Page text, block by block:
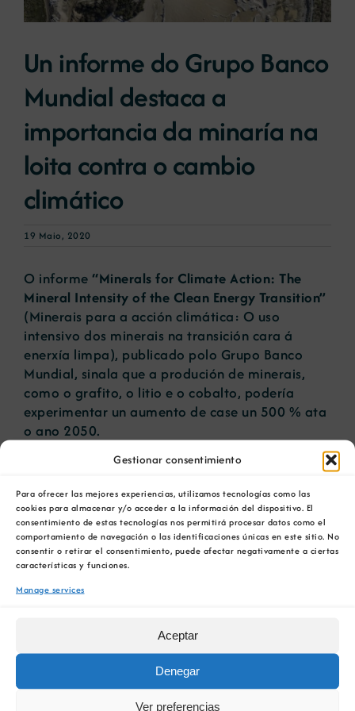
Gestionar consentimiento
Para ofrecer las mejores experiencias, utilizamos tecnologías como las
cookies para almacenar y/o acceder a la información del dispositivo. El
consentimiento de estas tecnologías nos permitirá procesar datos como el
comportamiento de navegación o las identificaciones únicas en este sitio. No
consentir o retirar el consentimiento, puede afectar negativamente a ciertas
características y funciones.
Manage services
Aceptar
Denegar
Ver preferencias
Portal de emprego
Contacto
Un informe do Grupo Banco
Mundial destaca a
importancia da minaría na
loita contra o cambio
climático
19 Maio, 2020
O informe “Minerals for Climate Action: The
Mineral Intensity of the Clean Energy Transition”
(Minerais para a acción climática: O uso
intensivo dos minerais na transición cara á
enerxía limpa), publicado polo Grupo Banco
Mundial, sinala que a produción de minerais,
como o grafito, o litio e o cobalto, podería
experimentar un aumento de case un 500 % ata
o ano 2050.
Esta crecente demanda responde ao
limpa. As enerxías eólica, solar e xeotérmica, así
como os sistemas de almacenamento de enerxía
necesitarán máis de 3000 millóns de toneladas
de minerais.
No citado informe tamén se indica que, aínda
unha maior cantidade de minerais, a pegada do
carbono relacionada coa súa produción —
desde a extracción ata o consumo final—
representará tan só o 6 % das emisións de gases